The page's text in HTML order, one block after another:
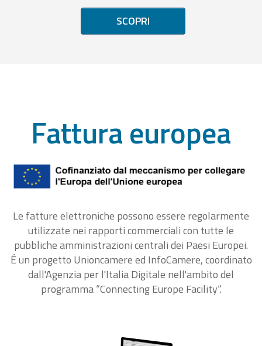
SCOPRI
Fattura europea
Le fatture elettroniche possono essere regolarmente
utilizzate nei rapporti commerciali con tutte le
pubbliche amministrazioni centrali dei Paesi Europei.
É un progetto Unioncamere ed InfoCamere, coordinato
dall'Agenzia per l'Italia Digitale nell'ambito del
programma “Connecting Europe Facility“.